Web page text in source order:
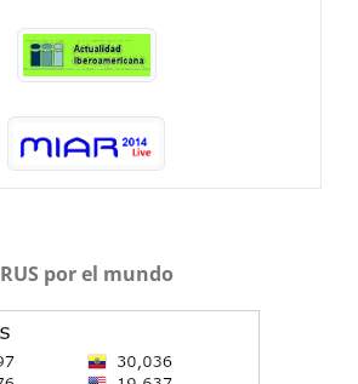
RUS por el mundo